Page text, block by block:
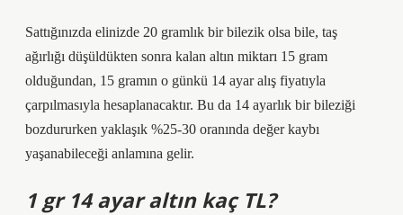
Sattığınızda elinizde 20 gramlık bir bilezik olsa bile, taş
ağırlığı düşüldükten sonra kalan altın miktarı 15 gram
olduğundan, 15 gramın o günkü 14 ayar alış fiyatıyla
çarpılmasıyla hesaplanacaktır. Bu da 14 ayarlık bir bileziği
bozdururken yaklaşık %25-30 oranında değer kaybı
yaşanabileceği anlamına gelir.
1 gr 14 ayar altın kaç TL?